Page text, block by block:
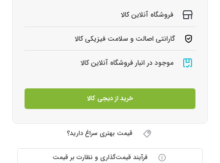
فروشگاه آنلاین کالا
گارانتی اصالت و سلامت فیزیکی کالا
موجود در انبار فروشگاه آنلاین کالا
خرید از دیجی کالا
قیمت بهتری سراغ دارید؟
فرآیند قیمت‌گذاری و نظارت بر قیمت